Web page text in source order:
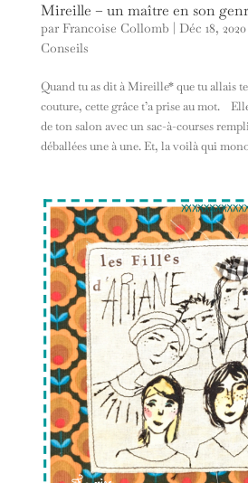
Mireille – un maître en son
par Francoise Collomb | Déc 18, 2020
Conseils
Quand tu as dit à Mireille* que tu allais
couture, cette grâce t’a prise au mot.
de ton salon avec un sac-à-courses
déballées une à une. Et, la voilà qui